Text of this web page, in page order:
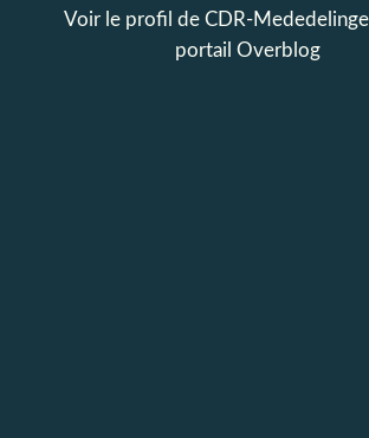
Voir le profil de CDR-
portail Overblog